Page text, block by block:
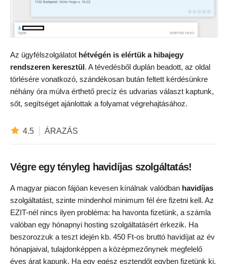
Az ügyfélszolgálatot hétvégén is elértük a hibajegy
rendszeren keresztül. A tévedésből duplán beadott, az oldal
törlésére vonatkozó, szándékosan bután feltett kérdésünkre
néhány óra múlva érthető precíz és udvarias választ kaptunk,
sőt, segítséget ajánlottak a folyamat végrehajtásához.
4.5 ÁRAZÁS
Végre egy tényleg havidíjas szolgáltatás!
A magyar piacon fájóan kevesen kínálnak valódban havidíjas
szolgáltatást, szinte mindenhol minimum fél ére fizetni kell. Az
EZIT-nél nincs ilyen probléma: ha havonta fizetünk, a számla
valóban egy hónapnyi hosting szolgáltatásért érkezik. Ha
beszorozzuk a teszt idején kb. 450 Ft-os bruttó havidíjat az év
hónapjaival, tulajdonképpen a középmezőnynek megfelelő
éves árat kapunk. Ha egy egész esztendőt egyben fizetünk ki,